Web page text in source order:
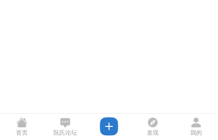
首页 阮氏论坛 发现 我的